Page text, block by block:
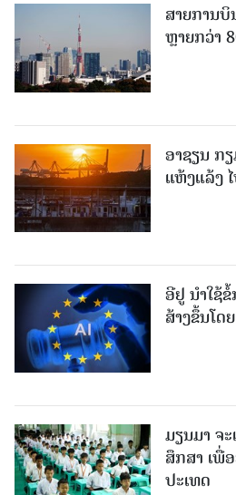
ສາຍການ
ຫຼາຍກວ່າ
ອາຊຽນ ກ
ແຫ້ງແລ້ງ
ອີຢູ ນຳໃຊ້
ສ້າງຂຶ້ນໂດ
ມຽນມາ ຈ
ສຶກສາ ເພື່
ປະເທດ